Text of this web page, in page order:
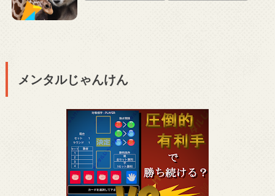
メンタルじゃんけん